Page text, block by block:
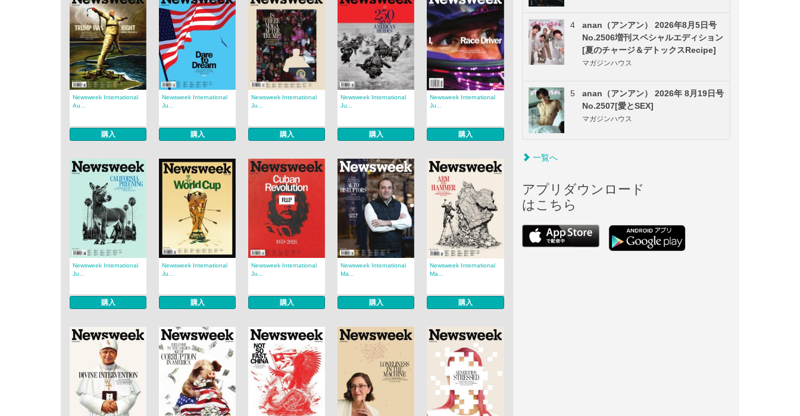
Newsweek International
Au...
購入
Newsweek International
Ju...
購入
Newsweek International
Ju...
購入
Newsweek International
Ju...
購入
Newsweek International
Ju...
購入
Newsweek International
Ju...
購入
Newsweek International
Ju...
購入
Newsweek International
Ju...
購入
Newsweek International
Ma...
購入
Newsweek International
Ma...
購入
4
anan（アンアン） 2026年8月5日号
No.2506増刊スペシャルエディション
[夏のチャージ＆デトックスRecipe]
マガジンハウス
5
anan（アンアン） 2026年 8月19日号
No.2507[愛とSEX]
マガジンハウス
一覧へ
アプリダウンロード
はこちら